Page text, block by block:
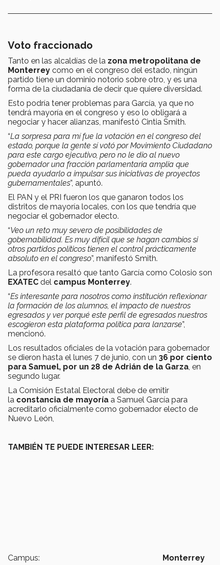
Voto fraccionado
Tanto en las alcaldías de la zona metropolitana de
Monterrey como en el congreso del estado, ningún
partido tiene un dominio notorio sobre otro, y es una
forma de la ciudadanía de decir que quiere diversidad.
Esto podría tener problemas para García, ya que no
tendrá mayoría en el congreso y eso lo obligará a
negociar y hacer alianzas, manifestó Cintia Smith.
“La sorpresa para mí fue la votación en el congreso del
estado, porque la gente sí votó por Movimiento Ciudadano
para este cargo ejecutivo, pero no le dio al nuevo
gobernador una fracción parlamentaria amplia que
pueda ayudarlo a impulsar sus iniciativas de proyectos
gubernamentales”, apuntó.
El PAN y el PRI fueron los que ganaron todos los
distritos de mayoría locales, con los que tendría que
negociar el gobernador electo.
“Veo un reto muy severo de posibilidades de
gobernabilidad. Es muy difícil que se hagan cambios si
otros partidos políticos tienen el control prácticamente
absoluto en el congreso”, manifestó Smith.
La profesora resaltó que tanto García como Colosio son
EXATEC del campus Monterrey.
“Es interesante para nosotros como institución reflexionar
la formación de los alumnos, el impacto de nuestros
egresados y ver porqué este perfil de egresados nuestros
escogieron esta plataforma política para lanzarse”,
mencionó.
Los resultados oficiales de la votación para gobernador
se dieron hasta el lunes 7 de junio, con un 36 por ciento
para Samuel, por un 28 de Adrián de la Garza , en
segundo lugar.
La Comisión Estatal Electoral debe de emitir
la constancia de mayoría a Samuel García para
acreditarlo oficialmente como gobernador electo de
Nuevo León,
TAMBIÉN TE PUEDE INTERESAR LEER:
Campus: Monterrey